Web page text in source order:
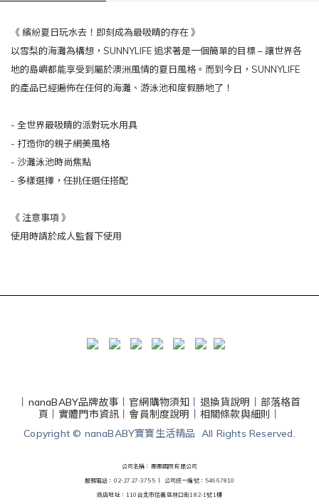
《 繽紛夏日玩水去！即刻成為最吸睛的存在 》
以雪梨的海灘為構想，SUNNYLIFE 追求著是一個簡單的目標 – 讓世界各
地的島嶼都能享受到屬於澳洲風情的夏日風格。而到今日，SUNNYLIFE
的產品已經遍佈在任何的海灘、游泳池和度假勝地了！
- 全世界最吸睛的派對玩水用具
- 打造你的親子網美風格
- 沙灘泳池時尚焦點
- 多樣選擇，任挑任選任搭配
《 注意事項 》
使用時請於成人監督下使用
nanaBABY品牌故事 官網購物須知 退換貨說明
部落格首
頁
實體門市資訊 丨會員制度說明 相關條款與細則
Copyright © nanaBABY寶寶生活精品 All Rights Reserved.
公司名稱：娜娜國際有限公司
服務電話：02-2727-3755 丨 公司統一編號：54667810
商店地址：110台北市信義區林口街182-1號1樓